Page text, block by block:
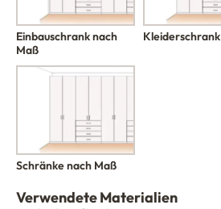
Einbauschrank nach
Maß
Kleiderschrank
Schränke nach Maß
Verwendete Materialien